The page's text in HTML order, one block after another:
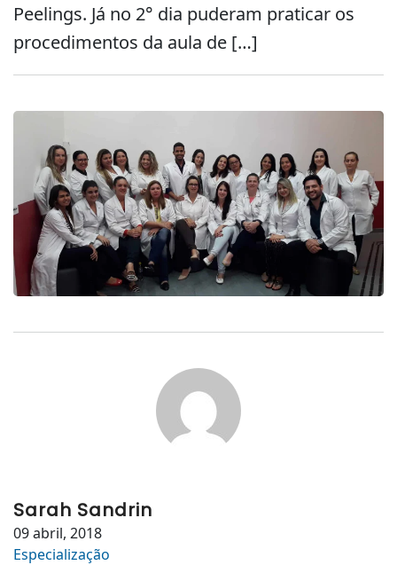
Peelings. Já no 2° dia puderam praticar os
procedimentos da aula de […]
Sarah Sandrin
09 abril, 2018
Especialização